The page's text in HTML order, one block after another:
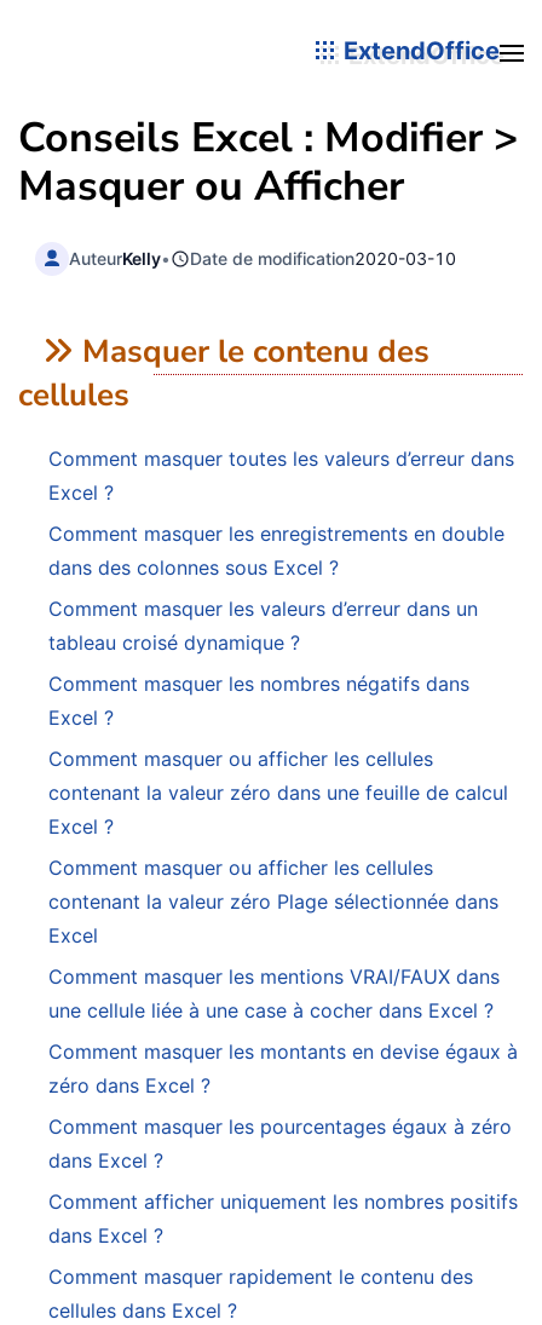
ExtendOffice
Conseils Excel : Modifier >
Masquer ou Afficher
AuteurKelly• Date de modification2020-03-10
Masquer le contenu des
cellules
Comment masquer toutes les valeurs d’erreur dans
Excel ?
Comment masquer les enregistrements en double
dans des colonnes sous Excel ?
Comment masquer les valeurs d’erreur dans un
tableau croisé dynamique ?
Comment masquer les nombres négatifs dans
Excel ?
Comment masquer ou afficher les cellules
contenant la valeur zéro dans une feuille de calcul
Excel ?
Comment masquer ou afficher les cellules
contenant la valeur zéro Plage sélectionnée dans
Excel
Comment masquer les mentions VRAI/FAUX dans
une cellule liée à une case à cocher dans Excel ?
Comment masquer les montants en devise égaux à
zéro dans Excel ?
Comment masquer les pourcentages égaux à zéro
dans Excel ?
Comment afficher uniquement les nombres positifs
dans Excel ?
Comment masquer rapidement le contenu des
cellules dans Excel ?